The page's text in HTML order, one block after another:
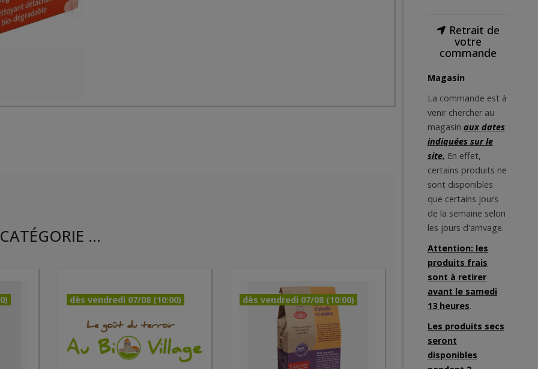
...
dès vendredi 07/08 (10:00) dès vendredi 07/08 (10:00)
Retrait de
votre
commande
Magasin
La commande est à
venir chercher au
magasin aux dates
indiquées sur le
site. En effet,
certains produits ne
sont disponibles
que certains jours
de la semaine selon
les jours d'arrivage.
Attention: les
produits frais
sont à retirer
avant le samedi
13 heures.
Les produits secs
seront
disponibles